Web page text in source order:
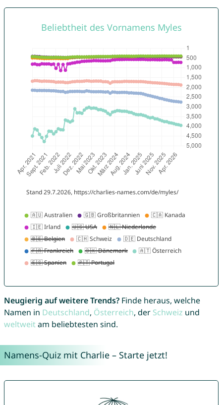
Neugierig auf weitere Trends?Finde heraus, welche
Namen in Deutschland, Österreich, der Schweiz und
weltweitam beliebtesten sind.
Namens-Quiz mit Charlie – Starte jetzt!